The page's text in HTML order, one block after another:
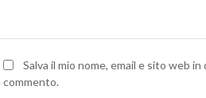
Nome:Salva il mio nome, email e sito web
commento.